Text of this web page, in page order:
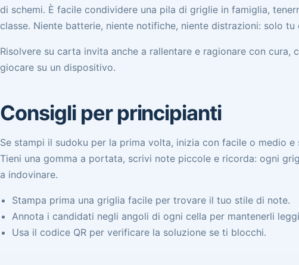
di schemi. È facile condividere una pila di griglie in famiglia,
classe. Niente batterie, niente notifiche, niente distrazioni: solo tu
Risolvere su carta invita anche a rallentare e ragionare con cura,
giocare su un dispositivo.
Consigli per principianti
Se stampi il sudoku per la prima volta, inizia con facile o medio
Tieni una gomma a portata, scrivi note piccole e ricorda: ogni
a indovinare.
Stampa prima una griglia facile per trovare il tuo stile di note.
Annota i candidati negli angoli di ogni cella per mantenerli
Usa il codice QR per verificare la soluzione se ti blocchi.